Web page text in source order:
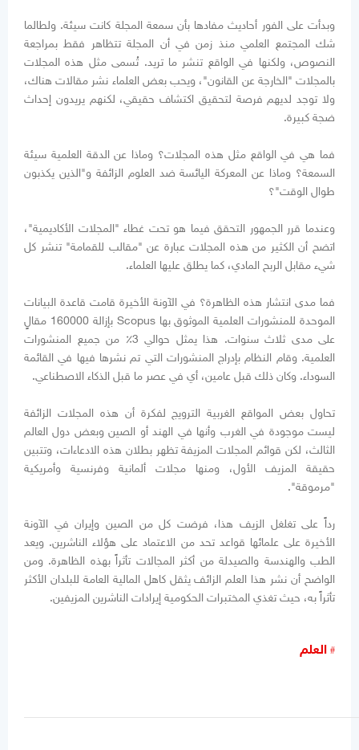
وبدأت على الفور أحاديث مفادها بأن سمعة المجلة كانت سيئة. ولطالما
شك المجتمع العلمي منذ زمن في أن المجلة تتظاهر فقط بمراجعة
النصوص، ولكنها في الواقع تنشر ما تريد. تُسمى مثل هذه المجلات
بالمجلات "الخارجة عن القانون"، ويحب بعض العلماء نشر مقالات هناك،
ولا توجد لديهم فرصة لتحقيق اكتشاف حقيقي، لكنهم يريدون إحداث
ضجة كبيرة.
فما هي في الواقع مثل هذه المجلات؟ وماذا عن الدقة العلمية سيئة
السمعة؟ وماذا عن المعركة اليائسة ضد العلوم الزائفة و"الذين يكذبون
طوال الوقت"؟
وعندما قرر الجمهور التحقق فيما هو تحت غطاء "المجلات الأكاديمية"،
اتضح أن الكثير من هذه المجلات عبارة عن "مقالب للقمامة" تنشر كل
شيء مقابل الربح المادي، كما يطلق عليها العلماء.
فما مدى انتشار هذه الظاهرة؟ في الآونة الأخيرة قامت قاعدة البيانات
الموحدة للمنشورات العلمية الموثوق بها Scopus بإزالة 160000 مقالٍ
على مدى ثلاث سنوات. هذا يمثل حوالي 3٪ من جميع المنشورات
العلمية. وقام النظام بإدراج المنشورات التي تم نشرها فيها في القائمة
السوداء. وكان ذلك قبل عامين، أي في عصر ما قبل الذكاء الاصطناعي.
تحاول بعض المواقع الغربية الترويج لفكرة أن هذه المجلات الزائفة
ليست موجودة في الغرب وأنها في الهند أو الصين وبعض دول العالم
الثالث، لكن قوائم المجلات المزيفة تظهر بطلان هذه الادعاءات، وتتبين
حقيقة المزيف الأول، ومنها مجلات ألمانية وفرنسية وأمريكية
"مرموقة".
رداً على تغلغل الزيف هذا، فرضت كل من الصين وإيران في الآونة
الأخيرة على علمائها قواعد تحد من الاعتماد على هؤلاء الناشرين. ويعد
الطب والهندسة والصيدلة من أكثر المجالات تأثراً بهذه الظاهرة. ومن
الواضح أن نشر هذا العلم الزائف يثقل كاهل المالية العامة للبلدان الأكثر
تأثراً به، حيث تغذي المختبرات الحكومية إيرادات الناشرين المزيفين.
العلم